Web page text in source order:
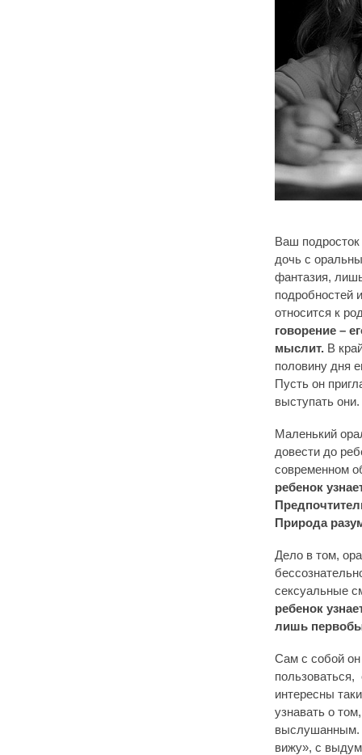
Ваш
дочь с
фантазия,
подробностей
относится к
говорение –
мыслит. В
половину дня
Пусть он
выступать они.
Маленький
довести до
современном
ребенок
Природа
Дело в том,
сексуальные
ребенок
лишь
Сам с собой он
интересны
узнавать о
выслушанным.
вижу», с